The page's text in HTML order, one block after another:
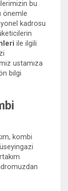
bu
önemle
kadrosu
ile ilgili
ustamıza
bilgi
kombi